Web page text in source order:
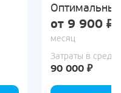
Оптимальный
от 9 900 ₽
месяц
Затраты в
90 000 ₽